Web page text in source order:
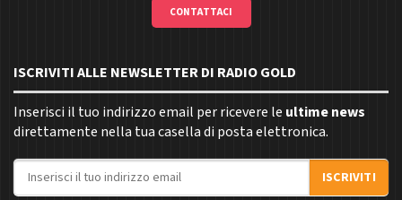
CONTATTACI
ISCRIVITI ALLE NEWSLETTER DI RADIO GOLD
Inserisci il tuo indirizzo email per ricevere le ultime news
direttamente nella tua casella di posta elettronica.
Indirizzo email
ISCRIVITI